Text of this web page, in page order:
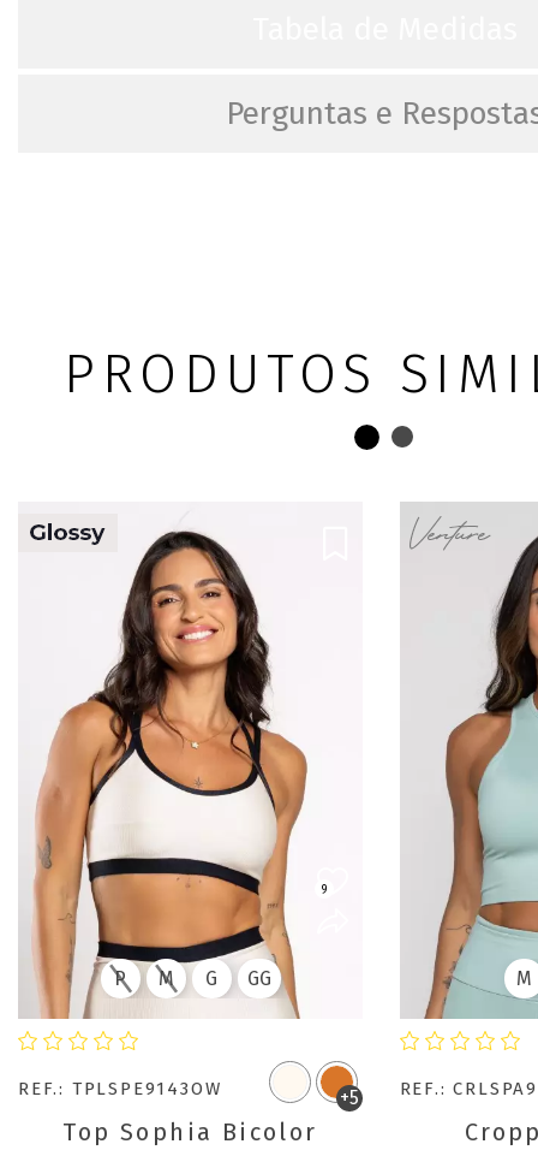
Perguntas e
PRODUTOS
9
REF.: TPLSPE9143OW +5
Top Sophia Bicolor
P M G GG
REF.:
M